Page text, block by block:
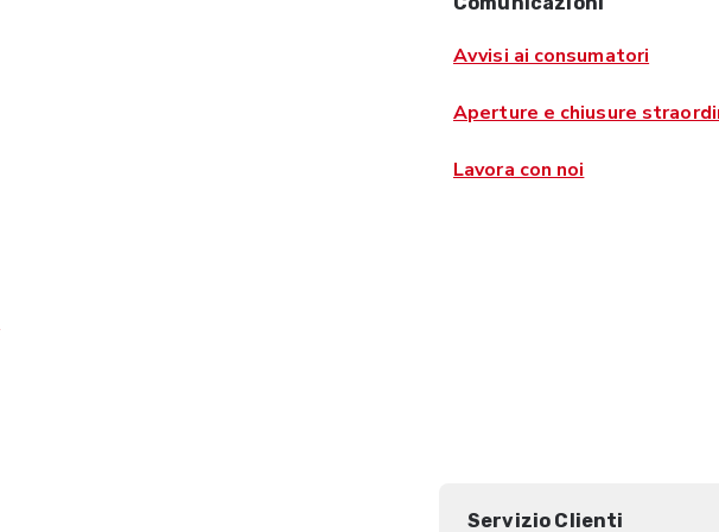
Avvisi ai consumatori
Aperture e chiusure
Lavora con noi
Servizio Clienti